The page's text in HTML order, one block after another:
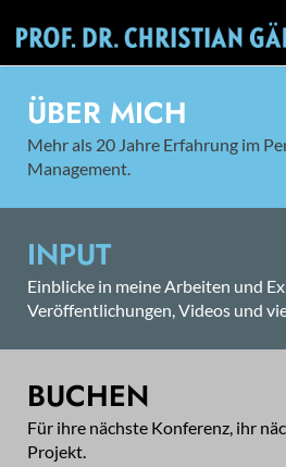
ÜBER MICH
Mehr als 20 Jahre Erfahrung im
Management.
INPUT
Einblicke in meine Arbeiten und
Veröffentlichungen, Videos und
BUCHEN
Für ihre nächste Konferenz, ihr
Projekt.